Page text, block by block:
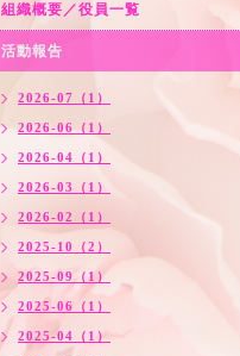
組織概要／役員一覧
活動報告
2026-07（1）
2026-06（1）
2026-04（1）
2026-03（1）
2026-02（1）
2025-10（2）
2025-09（1）
2025-06（1）
2025-04（1）